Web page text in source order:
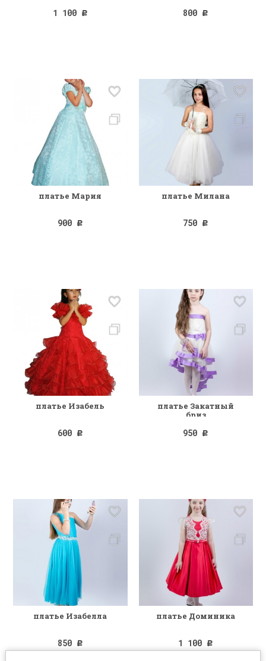
1 100 Р 800 Р
платье Мария
900 Р
платье Милана
750 Р
платье Изабель
600 Р
платье Закатный
бриз
950 Р
платье Изабелла
850 Р
платье Доминика
1 100 Р